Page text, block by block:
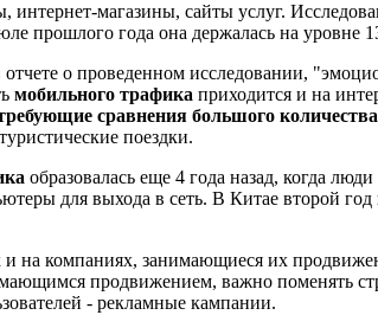
магазины, сайты услуг.
прошлого года она держалась на уровне
отчете о проведенном исследовании,
мобильного трафика приходится и на
сравнения большого
поездки.
образовалась еще 4 года назад, когда
для выхода в сеть. В Китае второй
на компаниях, занимающиеся их
продвижением, важно поменять
- рекламные кампании.